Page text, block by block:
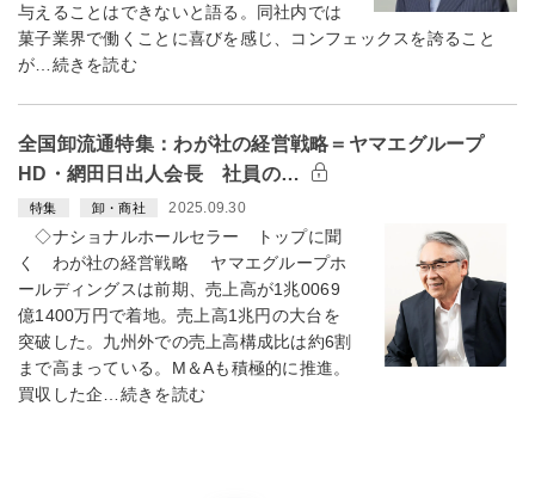
与えることはできないと語る。同社内では
菓子業界で働くことに喜びを感じ、コンフェックスを誇ること
が…続きを読む
全国卸流通特集：わが社の経営戦略＝ヤマエグループ
HD・網田日出人会長 社員の…
特集 卸・商社 2025.09.30
◇ナショナルホールセラー トップに聞
く わが社の経営戦略 ヤマエグループホ
ールディングスは前期、売上高が1兆0069
億1400万円で着地。売上高1兆円の大台を
突破した。九州外での売上高構成比は約6割
まで高まっている。M＆Aも積極的に推進。
買収した企…続きを読む